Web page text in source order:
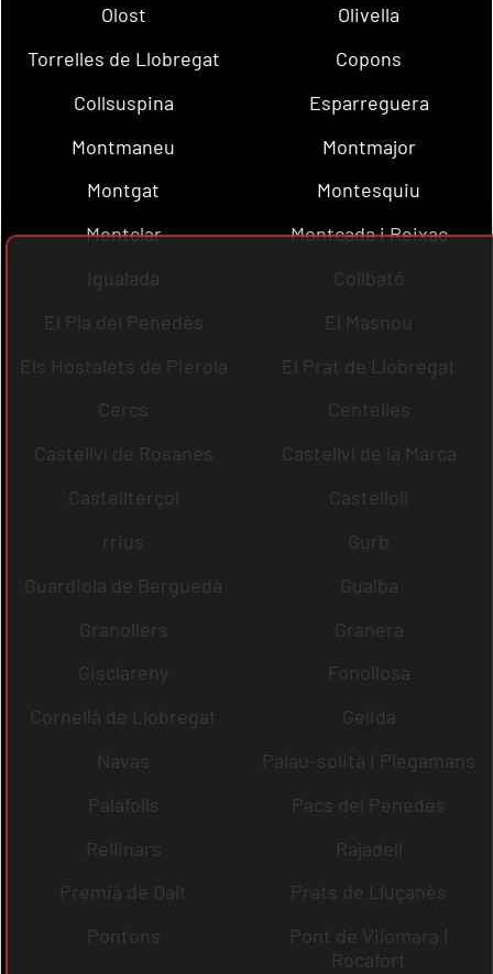
Olost
Olivella
Torrelles de Llobregat
Copons
Collsuspina
Esparreguera
Montmaneu
Montmajor
Montgat
Montesquiu
Montclar
Montcada i Reixac
Igualada
Collbató
El Pla del Penedès
El Masnou
Els Hostalets de Pierola
El Prat de Llobregat
Cercs
Centelles
Castellví de Rosanes
Castellví de la Marca
Castellterçol
Castellolí
rrius
Gurb
Guardiola de Berguedà
Gualba
Granollers
Granera
Gisclareny
Fonollosa
Cornellà de Llobregat
Gelida
Navas
Palau-solità i Plegamans
Palafolls
Pacs del Penedès
Rellinars
Rajadell
Premià de Dalt
Prats de Lluçanès
Pontons
Pont de Vilomara i
Rocafort